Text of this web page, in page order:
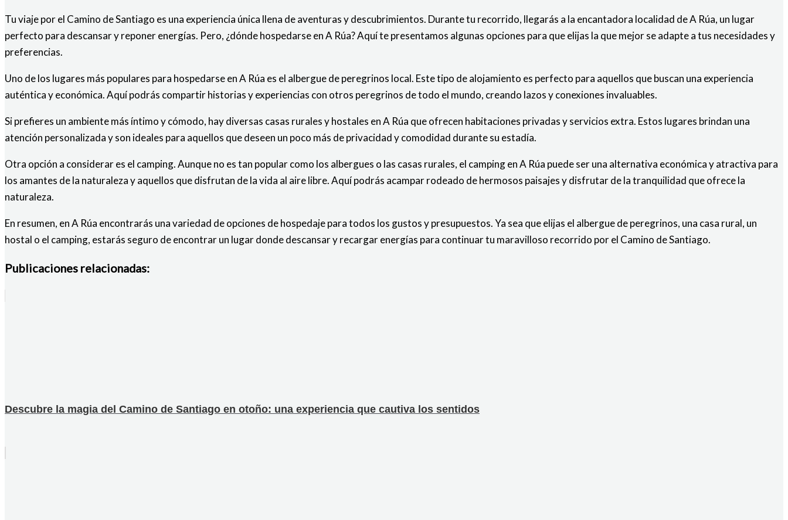
Tu viaje por el Camino de Santiago es una experiencia única llena de aventuras y descubrimientos. Durante tu recorrido, llegarás a la encantadora localidad de A Rúa, un lugar
perfecto para descansar y reponer energías. Pero, ¿dónde hospedarse en A Rúa? Aquí te presentamos algunas opciones para que elijas la que mejor se adapte a tus necesidades y
preferencias.
Uno de los lugares más populares para hospedarse en A Rúa es el albergue de peregrinos local. Este tipo de alojamiento es perfecto para aquellos que buscan una experiencia
auténtica y económica. Aquí podrás compartir historias y experiencias con otros peregrinos de todo el mundo, creando lazos y conexiones invaluables.
Si prefieres un ambiente más íntimo y cómodo, hay diversas casas rurales y hostales en A Rúa que ofrecen habitaciones privadas y servicios extra. Estos lugares brindan una
atención personalizada y son ideales para aquellos que deseen un poco más de privacidad y comodidad durante su estadía.
Otra opción a considerar es el camping. Aunque no es tan popular como los albergues o las casas rurales, el camping en A Rúa puede ser una alternativa económica y atractiva para
los amantes de la naturaleza y aquellos que disfrutan de la vida al aire libre. Aquí podrás acampar rodeado de hermosos paisajes y disfrutar de la tranquilidad que ofrece la
naturaleza.
En resumen, en A Rúa encontrarás una variedad de opciones de hospedaje para todos los gustos y presupuestos. Ya sea que elijas el albergue de peregrinos, una casa rural, un
hostal o el camping, estarás seguro de encontrar un lugar donde descansar y recargar energías para continuar tu maravilloso recorrido por el Camino de Santiago.
Publicaciones relacionadas:
Descubre la magia del Camino de Santiago en otoño: una experiencia que cautiva los sentidos